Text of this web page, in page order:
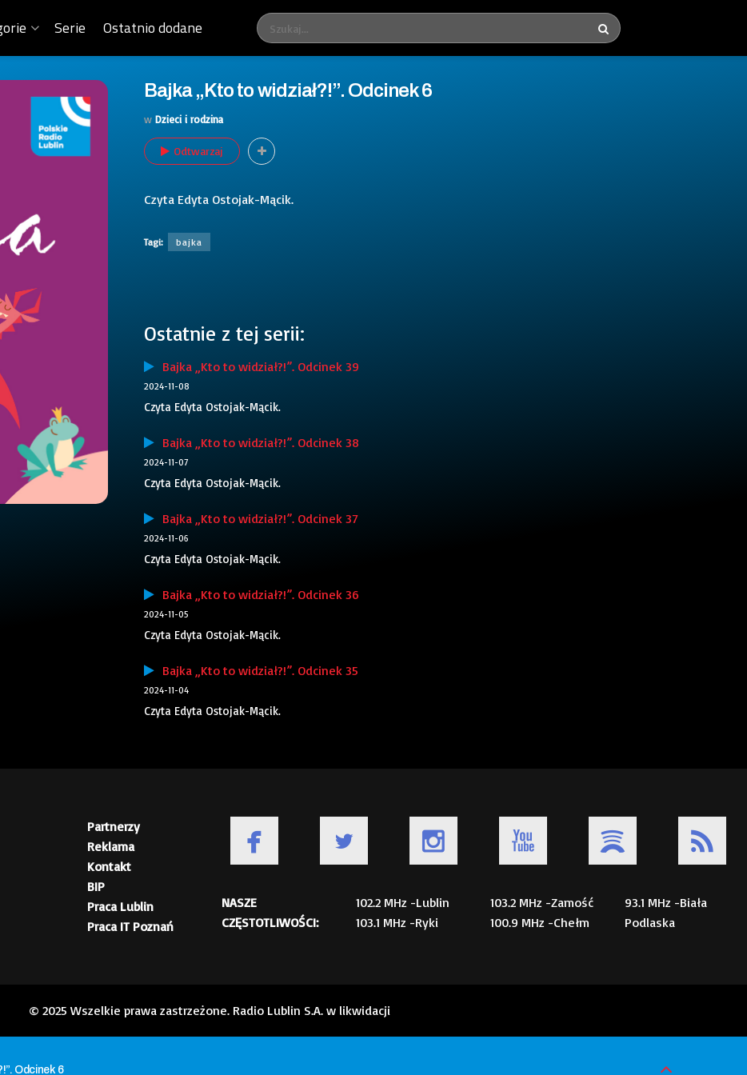
Serie Ostatnio dodane
Bajka „Kto to widział?!”. Odcinek 6
w Dzieci i rodzina
Odtwarzaj
Czyta Edyta Ostojak-Mącik.
Tagi: bajka
Ostatnie z tej serii:
Bajka „Kto to widział?!”. Odcinek 39
2024-11-08
Czyta Edyta Ostojak-Mącik.
Bajka „Kto to widział?!”. Odcinek 38
2024-11-07
Czyta Edyta Ostojak-Mącik.
Bajka „Kto to widział?!”. Odcinek 37
2024-11-06
Czyta Edyta Ostojak-Mącik.
Bajka „Kto to widział?!”. Odcinek 36
2024-11-05
Czyta Edyta Ostojak-Mącik.
Bajka „Kto to widział?!”. Odcinek 35
2024-11-04
Czyta Edyta Ostojak-Mącik.
Partnerzy
Reklama
Kontakt
BIP
Praca Lublin
Praca IT Poznań
NASZE
CZĘSTOTLIWOŚCI:
102.2 MHz -Lublin
103.1 MHz -Ryki
103.2 MHz -Zamość
100.9 MHz -Chełm
93.1 MHz -Biała
Podlaska
© 2025 Wszelkie prawa zastrzeżone. Radio Lublin S.A. w likwidacji
Odcinek 6